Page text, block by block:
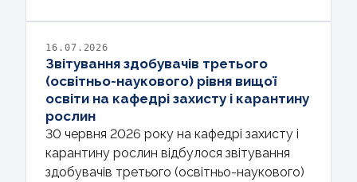
16.07.2026
Звітування здобувачів третього
(освітньо-наукового) рівня вищої
освіти на кафедрі захисту і карантину
рослин
30 червня 2026 року на кафедрі захисту і
карантину рослин відбулося звітування
здобувачів третього (освітньо-наукового)